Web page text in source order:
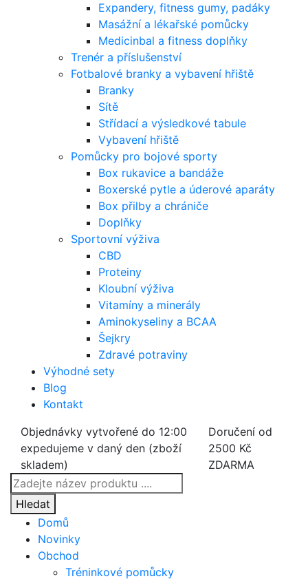
Expandery, fitness gumy, padáky
Masážní a lékařské pomůcky
Medicinbal a fitness doplňky
Trenér a příslušenství
Fotbalové branky a vybavení hřiště
Branky
Sítě
Střídací a výsledkové tabule
Vybavení hřiště
Pomůcky pro bojové sporty
Box rukavice a bandáže
Boxerské pytle a úderové aparáty
Box přilby a chrániče
Doplňky
Sportovní výživa
CBD
Proteiny
Kloubní výživa
Vitamíny a minerály
Aminokyseliny a BCAA
Šejkry
Zdravé potraviny
Výhodné sety
Blog
Kontakt
Objednávky vytvořené do 12:00
expedujeme v daný den (zboží
skladem)
Doručení od
2500 Kč
ZDARMA
Products
search
Hledat
Domů
Novinky
Obchod
Tréninkové pomůcky